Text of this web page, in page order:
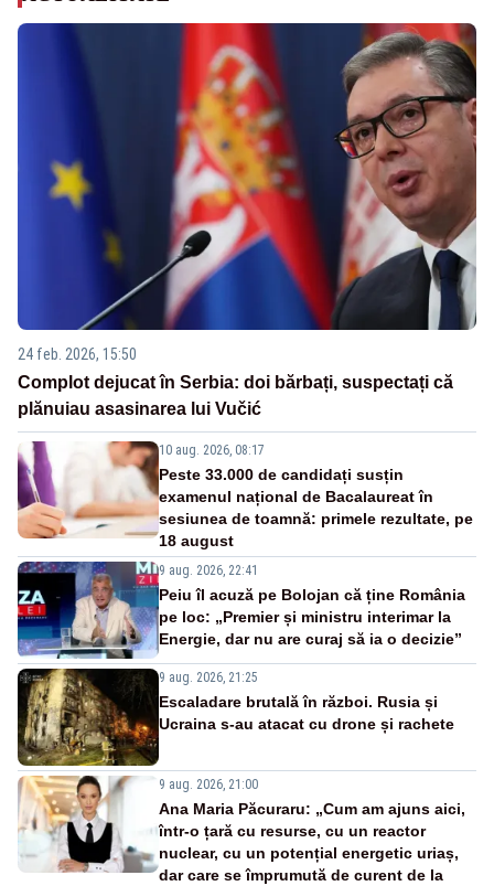
24 feb. 2026, 15:50
Complot dejucat în Serbia: doi bărbați, suspectați că
plănuiau asasinarea lui Vučić
10 aug. 2026, 08:17
Peste 33.000 de candidați susțin
examenul național de Bacalaureat în
sesiunea de toamnă: primele rezultate, pe
18 august
9 aug. 2026, 22:41
Peiu îl acuză pe Bolojan că ține România
pe loc: „Premier și ministru interimar la
Energie, dar nu are curaj să ia o decizie”
9 aug. 2026, 21:25
Escaladare brutală în război. Rusia și
Ucraina s-au atacat cu drone și rachete
9 aug. 2026, 21:00
Ana Maria Păcuraru: „Cum am ajuns aici,
într-o țară cu resurse, cu un reactor
nuclear, cu un potențial energetic uriaș,
dar care se împrumută de curent de la